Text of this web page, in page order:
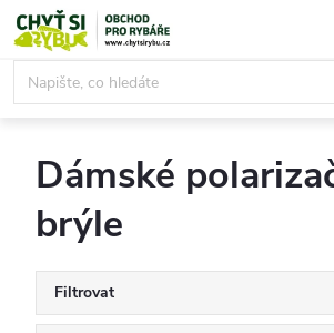
Přejít
na
obsah
Polarizační brýle
Dámské
brýle
Filtrovat